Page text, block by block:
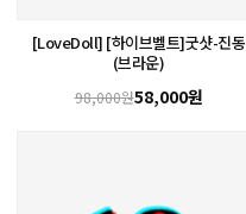
[LoveDoll] [하이브벨트]굿샷-진동
(브라운)
98,000원58,000원